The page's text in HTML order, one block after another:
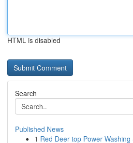
HTML is disabled
Search
Published News
1 Red Deer top Power